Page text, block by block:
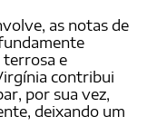
as notas de
terrosa e
contribui
por sua vez,
deixando um